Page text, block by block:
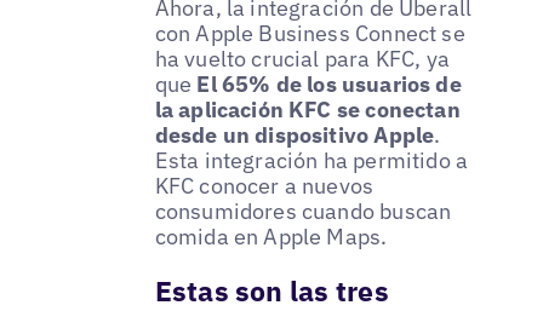
Ahora, la integración de Uberall
con Apple Business Connect se
ha vuelto crucial para KFC, ya
que El 65% de los usuarios de
la aplicación KFC se conectan
desde un dispositivo Apple.
Esta integración ha permitido a
KFC conocer a nuevos
consumidores cuando buscan
comida en Apple Maps.
Estas son las tres